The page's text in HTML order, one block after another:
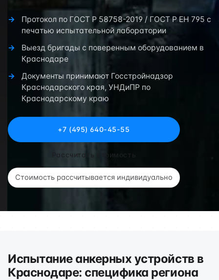
Протокол по ГОСТ Р 58758-2019 / ГОСТ Р ЕН 795 с
печатью испытательной лаборатории
Выезд бригады с поверенным оборудованием в
Краснодаре
Документы принимают Госстройнадзор
Краснодарского края, УНДиПР по
Краснодарскому краю
+7 (495) 640-45-55
Рассчитать стоимость
Стоимость рассчитывается индивидуально
Испытание анкерных устройств в
Краснодаре: специфика региона